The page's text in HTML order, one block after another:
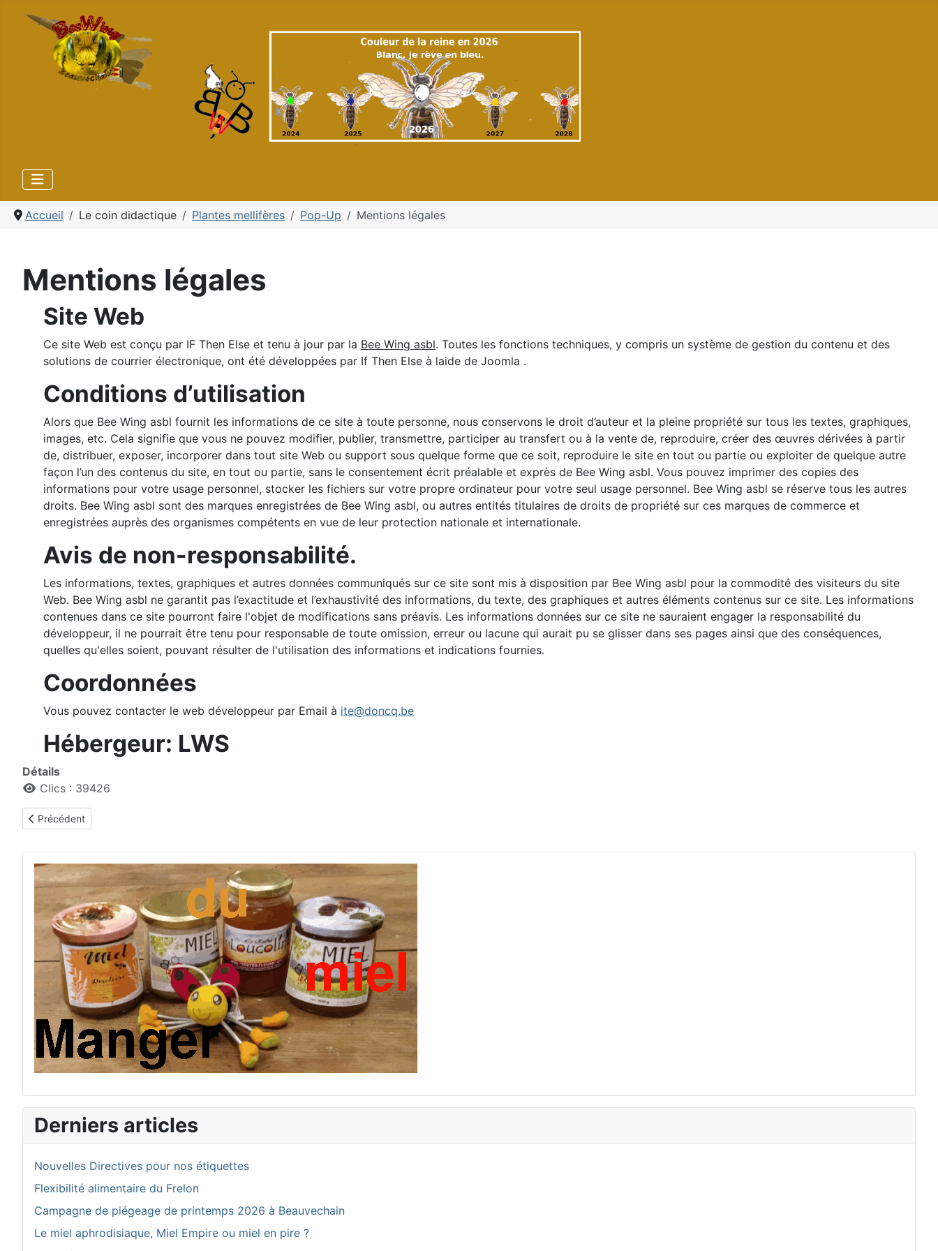
Accueil Le coin didactique Plantes mellifères Pop-Up Mentions légales
Mentions légales
Site Web
Ce site Web est conçu par IF Then Else et tenu à jour par la Bee Wing asbl. Toutes les fonctions techniques, y compris un système de gestion du contenu et des
solutions de courrier électronique, ont été développées par If Then Else à laide de Joomla .
Conditions d’utilisation
Alors que Bee Wing asbl fournit les informations de ce site à toute personne, nous conservons le droit d’auteur et la pleine propriété sur tous les textes, graphiques,
images, etc. Cela signifie que vous ne pouvez modifier, publier, transmettre, participer au transfert ou à la vente de, reproduire, créer des œuvres dérivées à partir
de, distribuer, exposer, incorporer dans tout site Web ou support sous quelque forme que ce soit, reproduire le site en tout ou partie ou exploiter de quelque autre
façon l’un des contenus du site, en tout ou partie, sans le consentement écrit préalable et exprès de Bee Wing asbl. Vous pouvez imprimer des copies des
informations pour votre usage personnel, stocker les fichiers sur votre propre ordinateur pour votre seul usage personnel. Bee Wing asbl se réserve tous les autres
droits. Bee Wing asbl sont des marques enregistrées de Bee Wing asbl, ou autres entités titulaires de droits de propriété sur ces marques de commerce et
enregistrées auprès des organismes compétents en vue de leur protection nationale et internationale.
Avis de non-responsabilité.
Les informations, textes, graphiques et autres données communiqués sur ce site sont mis à disposition par Bee Wing asbl pour la commodité des visiteurs du site
Web. Bee Wing asbl ne garantit pas l’exactitude et l’exhaustivité des informations, du texte, des graphiques et autres éléments contenus sur ce site. Les informations
contenues dans ce site pourront faire l'objet de modifications sans préavis. Les informations données sur ce site ne sauraient engager la responsabilité du
développeur, il ne pourrait être tenu pour responsable de toute omission, erreur ou lacune qui aurait pu se glisser dans ses pages ainsi que des conséquences,
quelles qu'elles soient, pouvant résulter de l'utilisation des informations et indications fournies.
Coordonnées
Vous pouvez contacter le web développeur par Email à ite@doncq.be
Hébergeur: LWS
Détails
Clics : 39426
Article précédent : Les fondateurs
Précédent
Derniers articles
Nouvelles Directives pour nos étiquettes
Flexibilité alimentaire du Frelon
Campagne de piégeage de printemps 2026 à Beauvechain
Le miel aphrodisiaque, Miel Empire ou miel en pire ?